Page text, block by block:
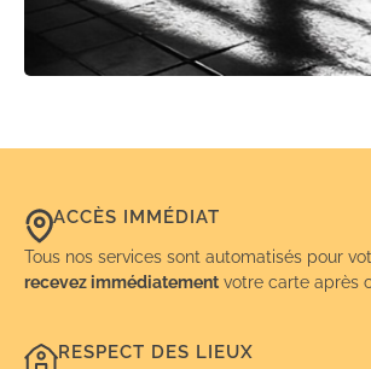
ACCÈS IMMÉDIAT
Tous nos services sont automatisés pour
recevez immédiatement votre carte après
RESPECT DES LIEUX